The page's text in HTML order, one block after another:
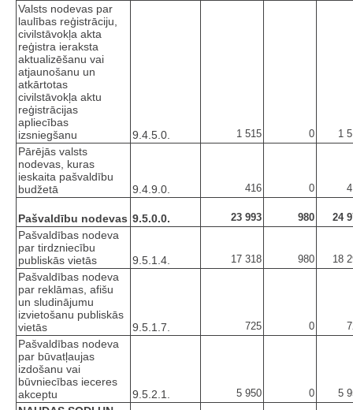
Valsts nodevas par
laulības reģistrāciju,
civilstāvokļa akta
reģistra ieraksta
aktualizēšanu vai
atjaunošanu un
atkārtotas
civilstāvokļa aktu
reģistrācijas
apliecības
izsniegšanu
9.4.5.0. 1 515 0 1
Pārējās valsts
nodevas, kuras
ieskaita pašvaldību
budžetā
9.4.9.0. 416 0
Pašvaldību nodevas 9.5.0.0. 23 993 980 24
Pašvaldības nodeva
par tirdzniecību
publiskās vietās
9.5.1.4. 17 318 980 18
Pašvaldības nodeva
par reklāmas, afišu
un sludinājumu
izvietošanu publiskās
vietās
9.5.1.7. 725 0
Pašvaldības nodeva
par būvatļaujas
izdošanu vai
būvniecības ieceres
akceptu
9.5.2.1. 5 950 0 5